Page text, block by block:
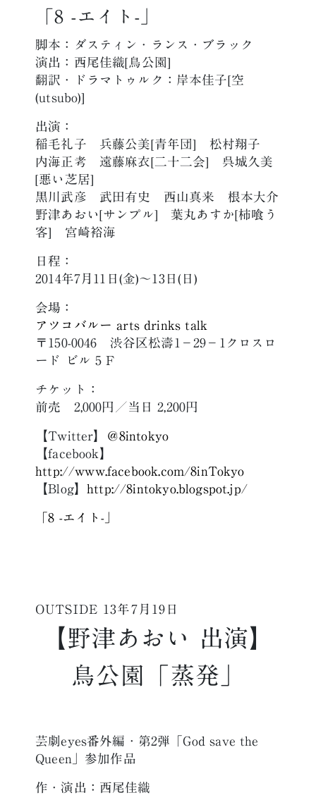
「8 -エイト-」
脚本：ダスティン・ランス・ブラック
演出：西尾佳織[鳥公園]
翻訳・ドラマトゥルク：岸本佳子[空
(utsubo)]
出演：
稲毛礼子 兵藤公美[青年団] 松村翔子
内海正考 遠藤麻衣[二十二会] 呉城久美
[悪い芝居]
黒川武彦 武田有史 西山真来 根本大介
野津あおい[サンプル] 葉丸あすか[柿喰う
客] 宮崎裕海
日程：
2014年7月11日(金)〜13日(日)
会場：
アツコバルー arts drinks talk
〒150-0046 渋谷区松濤1−29−1クロスロ
ード ビル 5 F
チケット：
前売 2,000円／当日 2,200円
【Twitter】
＠8intokyo
【facebook】
http://www.facebook.com/8inTokyo
【Blog】http://8intokyo.blogspot.jp/
「8 -エイト-」
OUTSIDE 13年7月19日
【野津あおい 出演】
鳥公園「蒸発」
芸劇eyes番外編・第2弾「God save the
Queen」参加作品
作・演出：西尾佳織